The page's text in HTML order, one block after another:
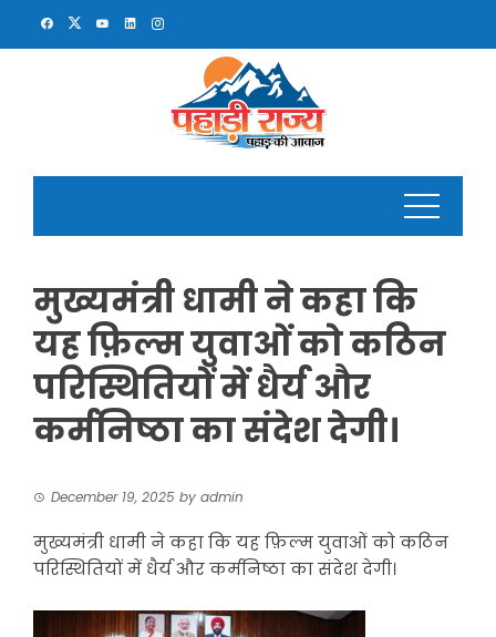
मुख्यमंत्री धामी ने कहा कि
यह फ़िल्म युवाओं को कठिन
परिस्थितियों में धैर्य और
कर्मनिष्ठा का संदेश देगी।
December 19, 2025 by admin
मुख्यमंत्री धामी ने कहा कि यह फ़िल्म युवाओं को कठिन
परिस्थितियों में धैर्य और कर्मनिष्ठा का संदेश देगी।